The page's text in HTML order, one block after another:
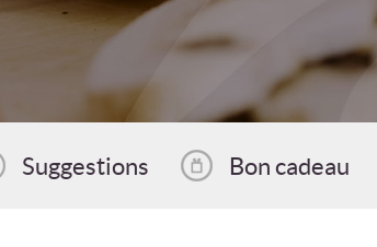
Suggestions Bon cadeau